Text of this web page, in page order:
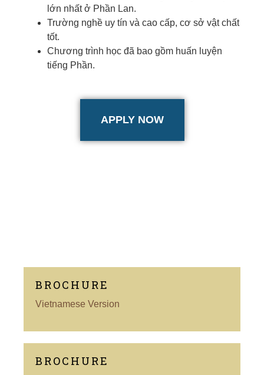
lớn nhất ở Phần Lan.
Trường nghề uy tín và cao cấp, cơ sở vật chất
tốt.
Chương trình học đã bao gồm huấn luyện
tiếng Phần.
APPLY NOW
BROCHURE
Vietnamese Version
BROCHURE